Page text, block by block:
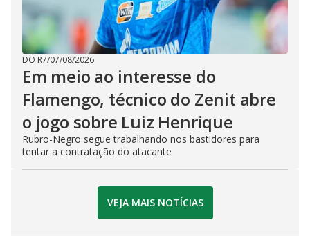
DO R7/07/08/2026
Em meio ao interesse do
Flamengo, técnico do Zenit abre
o jogo sobre Luiz Henrique
Rubro-Negro segue trabalhando nos bastidores para
tentar a contratação do atacante
VEJA MAIS NOTÍCIAS